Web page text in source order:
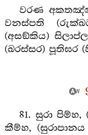
වරණ අකතඤ්ඤ
වනස්පති
(අසඞ්කිය)
(ඛරස්සර) පූතිඝර
81. සුරා
කීම්හ,